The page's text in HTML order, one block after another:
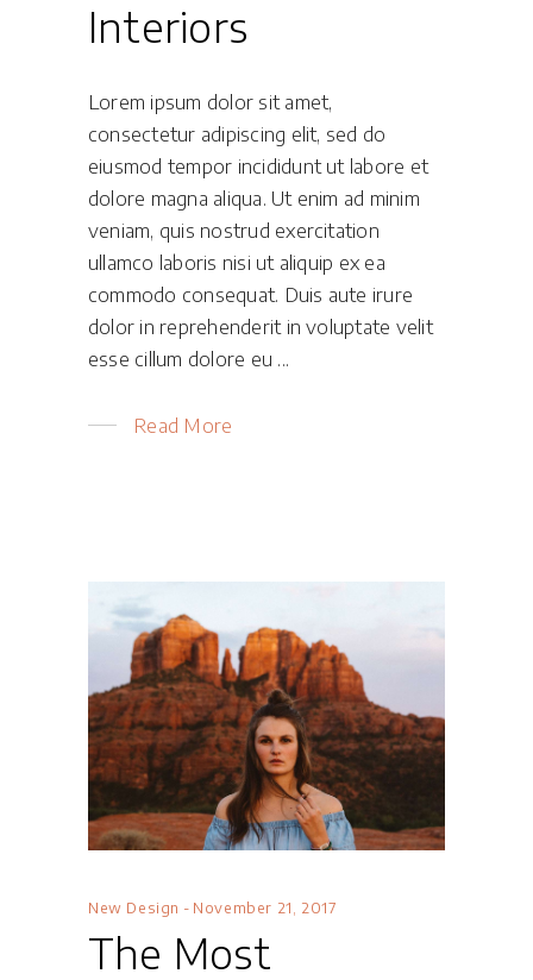
Interiors
Lorem ipsum dolor sit amet,
consectetur adipiscing elit, sed do
eiusmod tempor incididunt ut labore et
dolore magna aliqua. Ut enim ad minim
veniam, quis nostrud exercitation
ullamco laboris nisi ut aliquip ex ea
commodo consequat. Duis aute irure
dolor in reprehenderit in voluptate velit
esse cillum dolore eu
Read More
New Design November 21, 2017
The Most